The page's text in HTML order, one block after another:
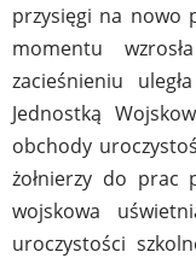
przysięgi na nowo
momentu
zacieśnieniu
Jednostką
obchody
żołnierzy do prac
wojskowa
uroczystości